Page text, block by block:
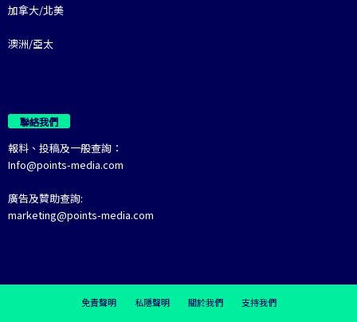
加拿大/北美
澳洲/亞太
聯絡我們
報料、投稿及一般查詢：
Info@points-media.com
廣告及贊助查詢:
marketing@points-media.com
免責聲明 私隱聲明 關於我們 支持我們